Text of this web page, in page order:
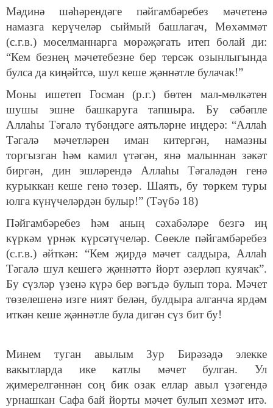
Мәдинә шәһәрендәге пәйгамбәребез мәчетенә
намазга керүчеләр сыймый башлагач, Мөхәммәт
(с.г.в.) мөселманнарга мөрәҗәгать итеп болай ди:
“Кем безнең мәчетебезне бер терсәк озынлыгында
булса да киңәйтсә, шул кеше җәннәтле булачак!”
Моны ишетеп Госман (р.г.) бөтен мал-мөлкәтен
шушы эшне башкаруга тапшыра. Бу сәбәпле
Аллаһы Тәгалә түбәндәге аятьләрне иңдерә: “Аллаһ
Тәгалә мәчетләрен иман китергән, намазны
торгызган һәм камил үтәгән, янә малыннан зәкәт
биргән, дин эшләрендә Аллаһы Тәгаләдән генә
курыккан кеше генә төзер. Шаять, бу төркем туры
юлга күнүчеләрдән булыр!” (Тәүбә 18)
Пәйгамбәребез һәм аның сәхабәләре безгә иң
күркәм үрнәк күрсәтүчеләр. Сөекле пәйгамбәребез
(с.г.в.) әйткән: “Кем җирдә мәчет салдыра, Аллаһ
Тәгалә шул кешегә җәннәттә йорт әзерләп куячак”.
Бу сүзләр үзенә күрә бер вәгъдә булып тора. Мәчет
төзелешенә изге ният белән, булдыра алганча ярдәм
иткән кеше җәннәтле була дигән сүз бит бу!
Минем туган авылым Зур Бирәзәдә элекке
вакытларда ике катлы мәчет булган. Ул
җимерелгәннән соң бик озак еллар авыл үзәгендә
урнашкан Сафа бай йорты мәчет булып хезмәт итә.